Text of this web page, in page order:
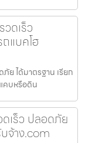
ดเร็ว
แบคโฮ
ย ได้มาตรฐาน เรียก
คบหรือดิน
เร็ว ปลอดภัย
จ้าง.com